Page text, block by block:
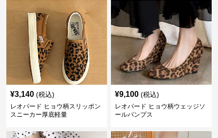
¥3,140 (税込)
レオパード ヒョウ柄スリッポン
スニーカー厚底軽量
¥9,100 (税込)
レオパード ヒョウ柄ウェッジソ
ールパンプス